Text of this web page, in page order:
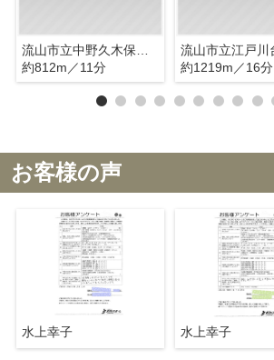
約812m／11分
約1219m／16分
お客様の声
水上幸子 水上幸子